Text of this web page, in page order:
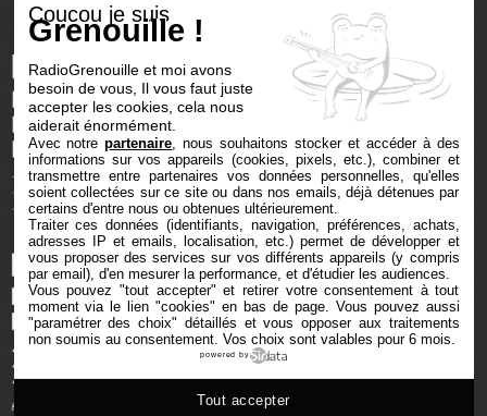
Coucou je suis
Grenouille !
RadioGrenouille et moi avons
besoin de vous, Il vous faut juste
accepter les cookies, cela nous
aiderait énormément.
Avec notrepartenaire , nous souhaitons stocker et accéder à des
informations sur vos appareils (cookies, pixels, etc.), combiner et
transmettre entre partenaires vos données personnelles, qu'elles
soient collectées sur ce site ou dans nos emails, déjà détenues par
certains d'entre nous ou obtenues ultérieurement.
Traiter ces données (identifiants, navigation, préférences, achats,
adresses IP et emails, localisation, etc.) permet de développer et
vous proposer des services sur vos différents appareils (y compris
par email), d'en mesurer la performance, et d'étudier les audiences.
Vous pouvez "tout accepter" et retirer votre consentement à tout
moment via le lien "cookies" en bas de page. Vous pouvez aussi
"paramétrer des choix" détaillés et vous opposer aux traitements
non soumis au consentement. Vos choix sont valables pour 6 mois.
powered by
Tout accepter